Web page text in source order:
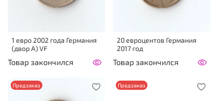
1 евро 2002 года Германия
(двор A) VF
Товар закончился
20 евроцентов Германия
2017 год
Товар закончился
Предзаказ Предзаказ